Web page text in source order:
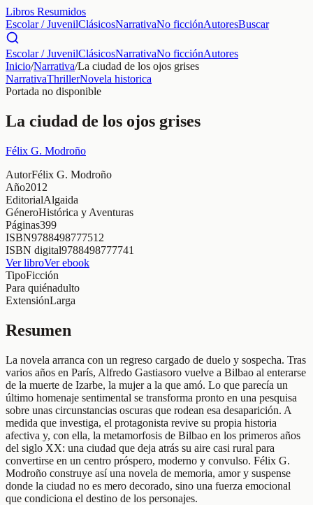
Libros Resumidos
Escolar / JuvenilClásicosNarrativaNo ficciónAutoresBuscar
Escolar / JuvenilClásicosNarrativaNo ficciónAutores
Inicio/Narrativa/La ciudad de los ojos grises
NarrativaThrillerNovela historica
Portada no disponible
La ciudad de los ojos grises
Félix G. Modroño
AutorFélix G. Modroño
Año2012
EditorialAlgaida
GéneroHistórica y Aventuras
Páginas399
ISBN9788498777512
ISBN digital9788498777741
Ver libroVer ebook
TipoFicción
Para quiénadulto
ExtensiónLarga
Resumen
La novela arranca con un regreso cargado de duelo y sospecha. Tras
varios años en París, Alfredo Gastiasoro vuelve a Bilbao al enterarse
de la muerte de Izarbe, la mujer a la que amó. Lo que parecía un
último homenaje sentimental se transforma pronto en una pesquisa
sobre unas circunstancias oscuras que rodean esa desaparición. A
medida que investiga, el protagonista revive su propia historia
afectiva y, con ella, la metamorfosis de Bilbao en los primeros años
del siglo XX: una ciudad que deja atrás su aire casi rural para
convertirse en un centro próspero, moderno y convulso. Félix G.
Modroño construye así una novela de memoria, amor y suspense
donde la ciudad no es mero decorado, sino una fuerza emocional
que condiciona el destino de los personajes.